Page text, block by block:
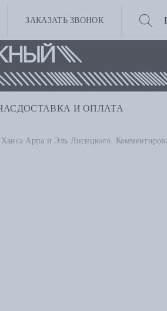
ЗАКАЗАТЬ ЗВОНОК
ДОСТАВКА И ОПЛАТА
Арпа и Эль Лисицкого.